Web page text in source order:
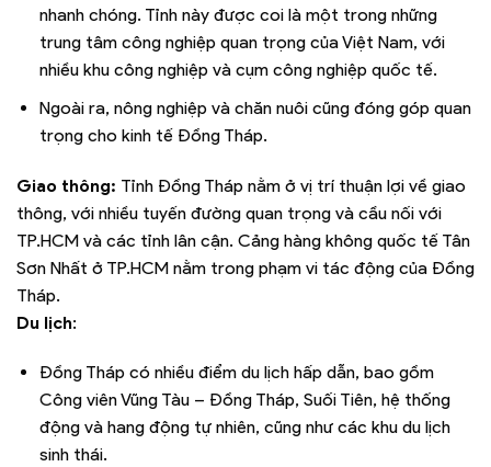
nhanh chóng. Tỉnh này được coi là một trong những
trung tâm công nghiệp quan trọng của Việt Nam, với
nhiều khu công nghiệp và cụm công nghiệp quốc tế.
Ngoài ra, nông nghiệp và chăn nuôi cũng đóng góp quan
trọng cho kinh tế Đồng Tháp.
Giao thông: Tỉnh Đồng Tháp nằm ở vị trí thuận lợi về giao
thông, với nhiều tuyến đường quan trọng và cầu nối với
TP.HCM và các tỉnh lân cận. Cảng hàng không quốc tế Tân
Sơn Nhất ở TP.HCM nằm trong phạm vi tác động của Đồng
Tháp.
Du lịch:
Đồng Tháp có nhiều điểm du lịch hấp dẫn, bao gồm
Công viên Vũng Tàu – Đồng Tháp, Suối Tiên, hệ thống
động và hang động tự nhiên, cũng như các khu du lịch
sinh thái.